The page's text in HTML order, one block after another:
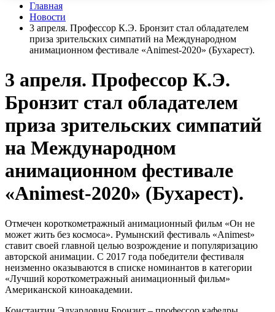
Главная
Новости
3 апреля. Профессор К.Э. Бронзит стал обладателем
приза зрительских симпатий на Международном
анимационном фестивале «Animest-2020» (Бухарест).
3 апреля. Профессор К.Э.
Бронзит стал обладателем
приза зрительских симпатий
на Международном
анимационном фестивале
«Animest-2020» (Бухарест).
Отмечен короткометражный анимационный фильм «Он не
может жить без космоса». Румынский фестиваль «Animest»
ставит своей главной целью возрождение и популяризацию
авторской анимации. С 2017 года победители фестиваля
неизменно оказываются в списке номинантов в категории
«Лучший короткометражный анимационный фильм»
Американской киноакадемии.